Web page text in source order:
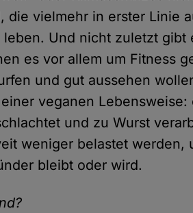
die vielmehr in erster Linie
Und nicht zuletzt gibt
es vor allem um Fitness
und gut aussehen
veganen Lebensweise:
und zu Wurst
weniger belastet werden,
bleibt oder wird.